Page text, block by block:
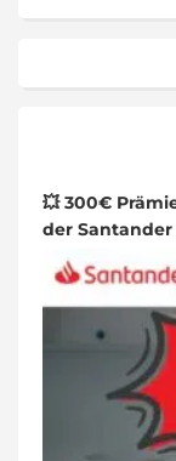
💥 300€
der Santander